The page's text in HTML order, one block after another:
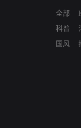
全部
科普
国风